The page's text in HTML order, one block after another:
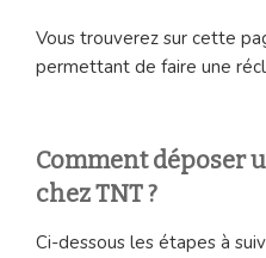
Vous trouverez sur cette
permettant de faire une
Comment déposer
chez TNT ?
Ci-dessous les étapes à